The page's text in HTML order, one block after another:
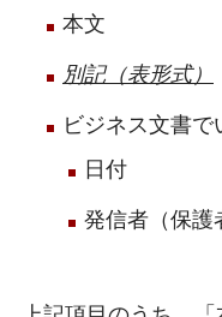
本文
別記（表形式）
ビジネス文書
日付
発信者（保護